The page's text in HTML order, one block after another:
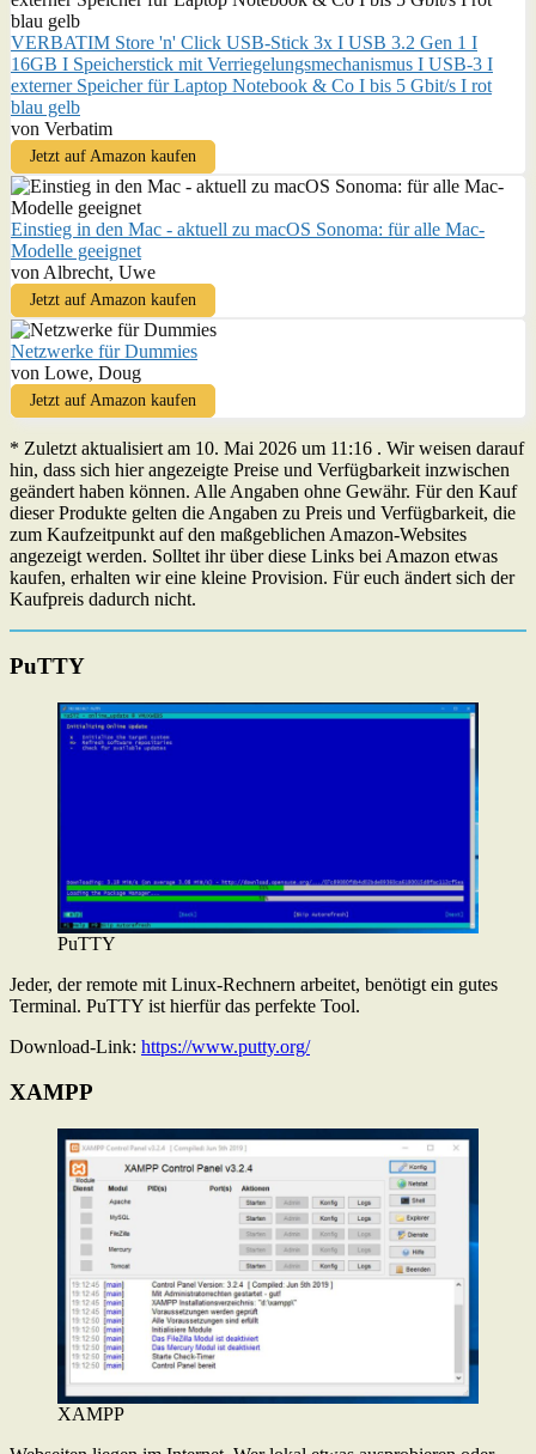
VERBATIM Store 'n' Click USB-Stick 3x I USB 3.2 Gen 1 I
16GB I Speicherstick mit Verriegelungsmechanismus I USB-3 I
externer Speicher für Laptop Notebook & Co I bis 5 Gbit/s I rot
blau gelb
von Verbatim
Jetzt auf Amazon kaufen
Einstieg in den Mac - aktuell zu macOS Sonoma: für alle Mac-
Modelle geeignet
von Albrecht, Uwe
Jetzt auf Amazon kaufen
Netzwerke für Dummies
von Lowe, Doug
Jetzt auf Amazon kaufen
* Zuletzt aktualisiert am 10. Mai 2026 um 11:16 . Wir weisen darauf
hin, dass sich hier angezeigte Preise und Verfügbarkeit inzwischen
geändert haben können. Alle Angaben ohne Gewähr. Für den Kauf
dieser Produkte gelten die Angaben zu Preis und Verfügbarkeit, die
zum Kaufzeitpunkt auf den maßgeblichen Amazon-Websites
angezeigt werden. Solltet ihr über diese Links bei Amazon etwas
kaufen, erhalten wir eine kleine Provision. Für euch ändert sich der
Kaufpreis dadurch nicht.
PuTTY
PuTTY
Jeder, der remote mit Linux-Rechnern arbeitet, benötigt ein gutes
Terminal. PuTTY ist hierfür das perfekte Tool.
Download-Link: https://www.putty.org/
XAMPP
XAMPP